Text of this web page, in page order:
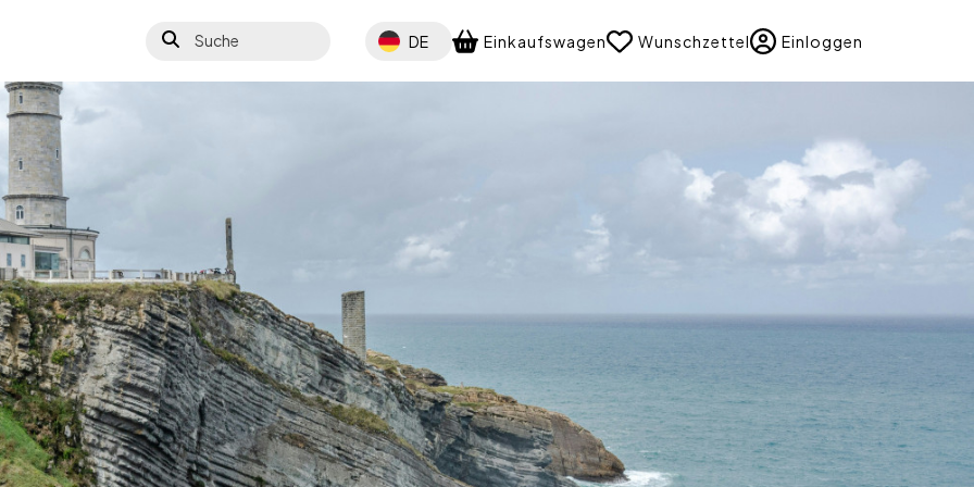
Suche Select your language
DE Einkaufswagen Wunschzettel Einloggen